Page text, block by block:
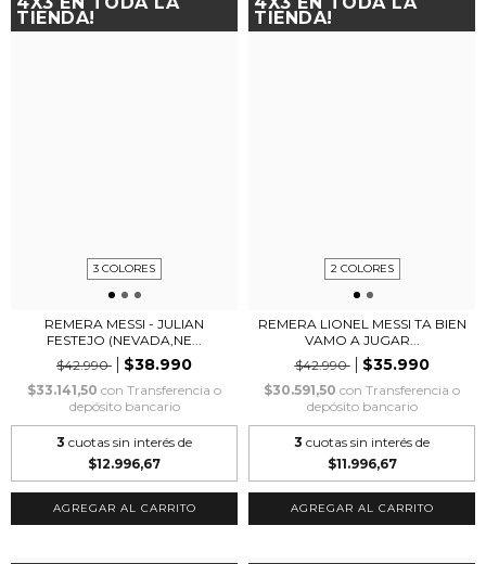
TIENDA!
3 COLORES
REMERA MESSI - JULIAN
FESTEJO (NEVADA,NE...
$42.990
$38.990
$33.141,50 con Transferencia o
depósito bancario
3 cuotas sin interés de
$12.996,67
AGREGAR AL CARRITO
TIENDA!
2 COLORES
REMERA LIONEL MESSI TA BIEN
VAMO A JUGAR...
$42.990
$35.990
$30.591,50 con Transferencia o
depósito bancario
3 cuotas sin interés de
$11.996,67
AGREGAR AL CARRITO